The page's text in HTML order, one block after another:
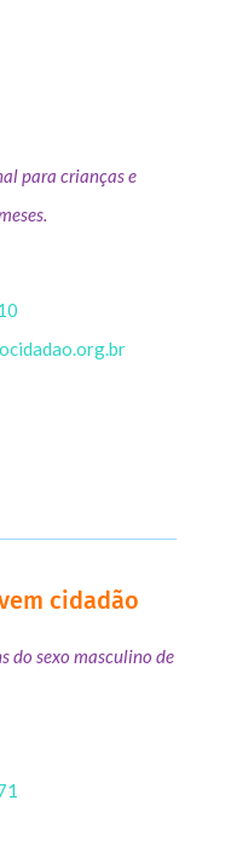
para crianças e
cidadão
do sexo masculino de